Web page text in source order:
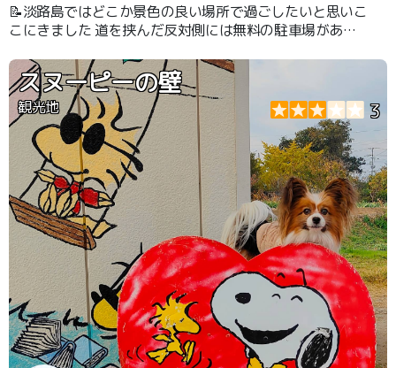
📝淡路島ではどこか景色の良い場所で過ごしたいと思いこ
こにきました 道を挟んだ反対側には無料の駐車場があり
スヌーピーの壁
観光地 3